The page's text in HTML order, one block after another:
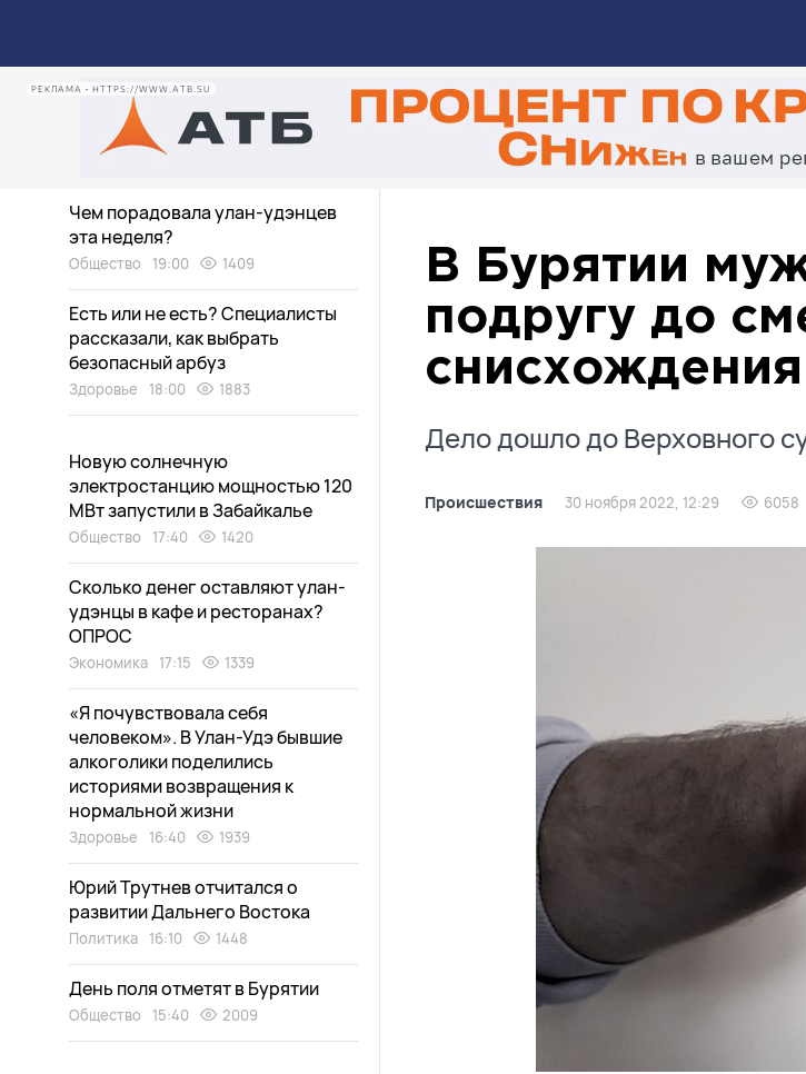
РЕКЛАМА • HTTPS://WWW.ATB.SU
В Бурятии
подругу до
снисхождения
Дело дошло до Верховного
Происшествия 30 ноября 2022, 12:29 6058
Дети нашли «аквапарк» в
заброшенном доме в Улан-Удэ
Общество 19:15
Чем порадовала улан-удэнцев
эта неделя?
Общество 19:00 1409
Есть или не есть? Специалисты
рассказали, как выбрать
безопасный арбуз
Здоровье 18:00 1883
Новую солнечную
электростанцию мощностью 120
МВт запустили в Забайкалье
Общество 17:40 1420
Сколько денег оставляют улан-
удэнцы в кафе и ресторанах?
ОПРОС
Экономика 17:15 1339
«Я почувствовала себя
человеком». В Улан-Удэ бывшие
алкоголики поделились
историями возвращения к
нормальной жизни
Здоровье 16:40 1939
Юрий Трутнев отчитался о
развитии Дальнего Востока
Политика 16:10 1448
День поля отметят в Бурятии
Общество 15:40 2009